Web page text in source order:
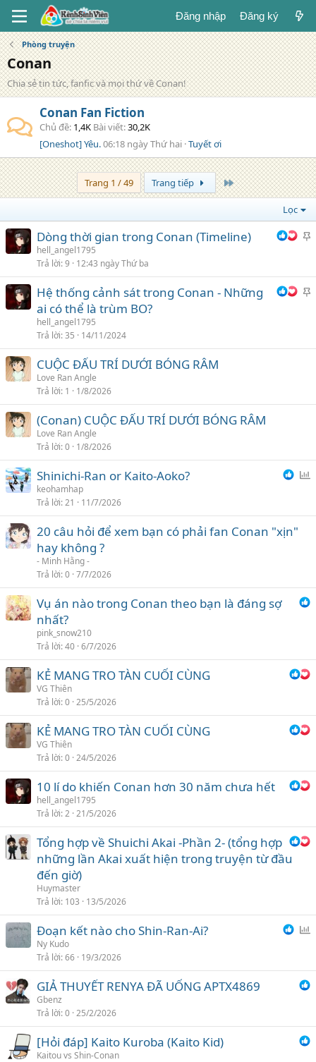
Đăng nhập Đăng ký
Phòng truyện
Conan
Chia sẻ tin tức, fanfic và mọi thứ về Conan!
Conan Fan Fiction
Chủ đề 1,4K Bài viết 30,2K
[Oneshot] Yêu.06:18 ngày Thứ hai Tuyết ơi
Trang 1 / 49 Trang tiếp Trang cuối
Lọc
Dòng thời gian trong Conan (Timeline)
hell_angel1795
Trả lời 9 12:43 ngày Thứ ba
Hệ thống cảnh sát trong Conan - Những
ai có thể là trùm BO?
hell_angel1795
Trả lời 35 14/11/2024
CUỘC ĐẤU TRÍ DƯỚI BÓNG RÂM
Love Ran Angle
Trả lời 1 1/8/2026
(Conan) CUỘC ĐẤU TRÍ DƯỚI BÓNG RÂM
Love Ran Angle
Trả lời 0 1/8/2026
h
Shinichi-Ran or Kaito-Aoko?
keohamhap
Trả lời 21 11/7/2026
20 câu hỏi để xem bạn có phải fan Conan "xịn"
hay không ?
- Minh Hằng -
Trả lời 0 7/7/2026
Vụ án nào trong Conan theo bạn là đáng sợ
nhất?
pink_snow210
Trả lời 40 6/7/2026
KẺ MANG TRO TÀN CUỐI CÙNG
VG Thiên
Trả lời 0 25/5/2026
KẺ MANG TRO TÀN CUỐI CÙNG
VG Thiên
Trả lời 0 24/5/2026
10 lí do khiến Conan hơn 30 năm chưa hết
hell_angel1795
Trả lời 2 21/5/2026
Tổng hợp về Shuichi Akai -Phần 2- (tổng hợp
những lần Akai xuất hiện trong truyện từ đầu
đến giờ)
Huymaster
Trả lời 103 13/5/2026
h
c
Đoạn kết nào cho Shin-Ran-Ai?
Ny Kudo
Trả lời 66 19/3/2026
GIẢ THUYẾT RENYA ĐÃ UỐNG APTX4869
Gbenz
Trả lời 0 25/2/2026
[Hỏi đáp] Kaito Kuroba (Kaito Kid)
Kaitou vs Shin-Conan